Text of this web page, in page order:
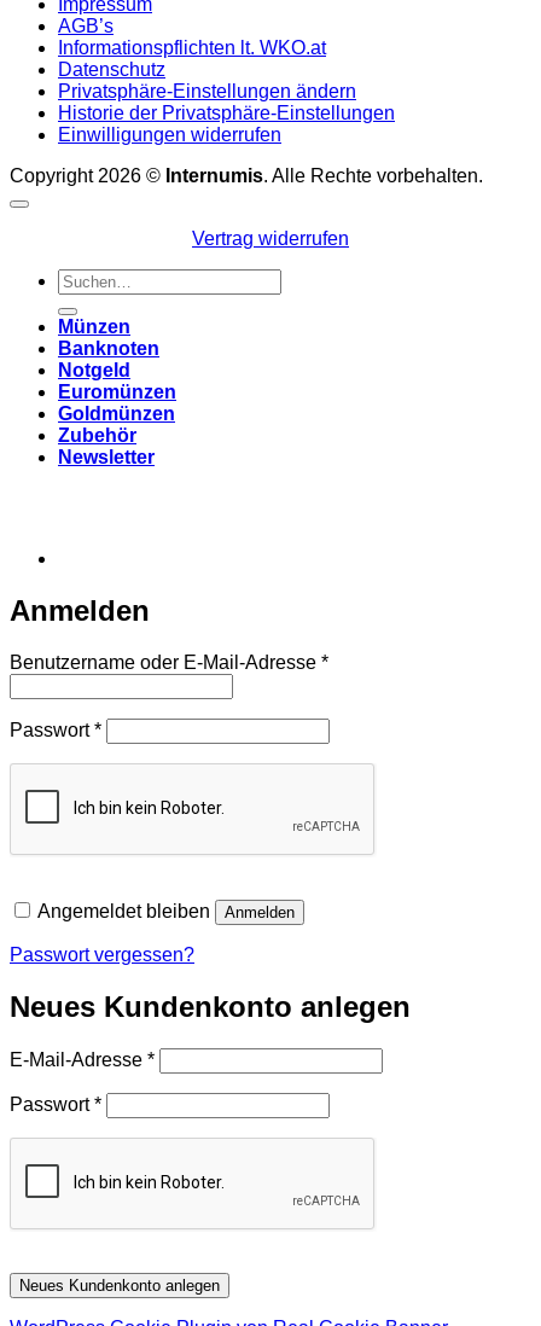
Impressum
AGB’s
Informationspflichten lt. WKO.at
Datenschutz
Privatsphäre-Einstellungen ändern
Historie der Privatsphäre-Einstellungen
Einwilligungen widerrufen
Copyright 2026 © Internumis. Alle Rechte vorbehalten.
Vertrag widerrufen
Suchen
nach:
Münzen
Banknoten
Notgeld
Euromünzen
Goldmünzen
Zubehör
Newsletter
Anmelden
Benutzername oder E-Mail-Adresse *Erforderlich
Passwort*Erforderlich
Angemeldet bleiben Anmelden
Passwort vergessen?
Neues Kundenkonto anlegen
E-Mail-Adresse *Erforderlich
Passwort*Erforderlich
Neues Kundenkonto anlegen